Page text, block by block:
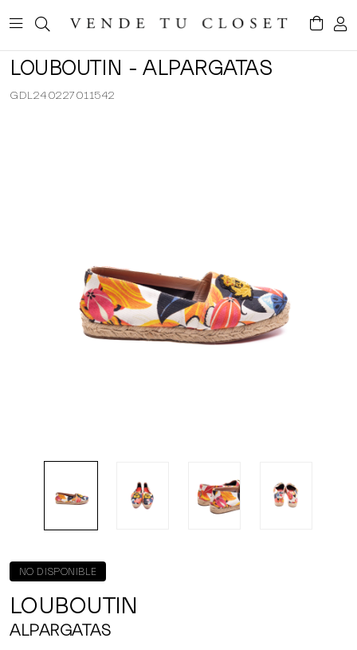
LOUBOUTIN - ALPARGATAS
GDL240227011542
NO DISPONIBLE
LOUBOUTIN
ALPARGATAS